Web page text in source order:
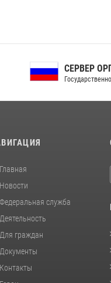
СЕРВЕР ОРГАНОВ
Государственной власти РФ
Главная
Новости
Федеральная служба
Деятельность
Для граждан
Документы
Контакты